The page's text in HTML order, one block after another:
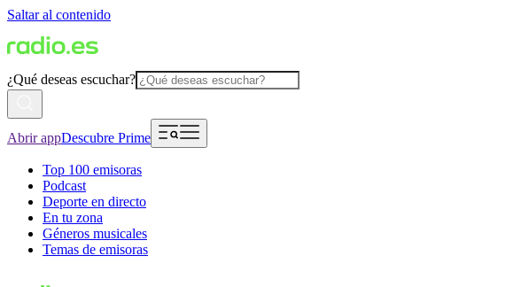
Saltar al contenido
¿Qué deseas escuchar?
Abrir appDescubre Prime
Top 100 emisoras
Podcast
Deporte en directo
En tu zona
Géneros musicales
Temas de emisoras